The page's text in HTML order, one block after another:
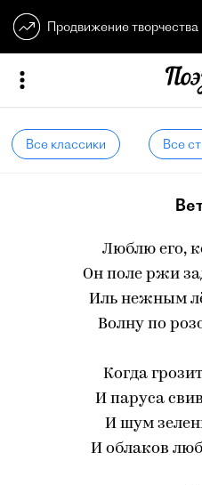
Продвижение творчества
Все классики Все
Люблю его,
Он поле ржи
Иль нежным
Волну по
Когда
И паруса
И шум
И облаков